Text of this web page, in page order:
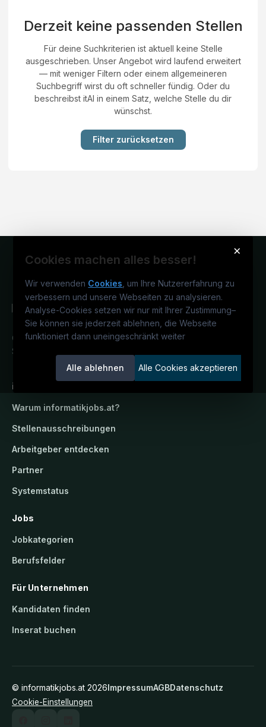
Derzeit keine passenden Stellen
Für deine Suchkriterien ist aktuell keine Stelle
ausgeschrieben. Unser Angebot wird laufend erweitert
— mit weniger Filtern oder einem allgemeineren
Suchbegriff wirst du oft schneller fündig. Oder du
beschreibst itAI in einem Satz, welche Stelle du dir
wünschst.
Filter zurücksetzen
×
Cookies machen alles besser!
Wir verwenden Cookies , um Ihre Nutzererfahrung zu
verbessern und unsere Webseiten zu analysieren.
Analyse-Cookies setzen wir nur mit Ihrer Zustimmung–
Sie können sie jederzeit ablehnen, die Webseite
funktioniert dann uneingeschränkt weiter
Alle ablehnen Alle Cookies akzeptieren
Österreichs IT-Karriereportal.Ein
Service der candidatis GmbH.
informatikjobs.at
Warum informatikjobs.at?
Stellenausschreibungen
Arbeitgeber entdecken
Partner
Systemstatus
Jobs
Jobkategorien
Berufsfelder
Für Unternehmen
Kandidaten finden
Inserat buchen
© informatikjobs.at 2026ImpressumAGBDatenschutz
Cookie-Einstellungen